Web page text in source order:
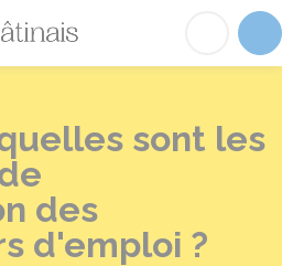
Fréville-du-
sont les
des
d'emploi ?